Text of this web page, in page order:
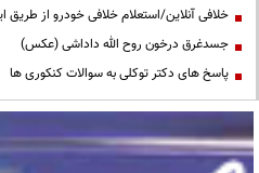
خلافی آنلاین/استعلام خلافی خودرو از طریق
جسدغرق درخون روح الله داداشی (عکس)
پاسخ های دکتر توکلی به سوالات کنکوری ها